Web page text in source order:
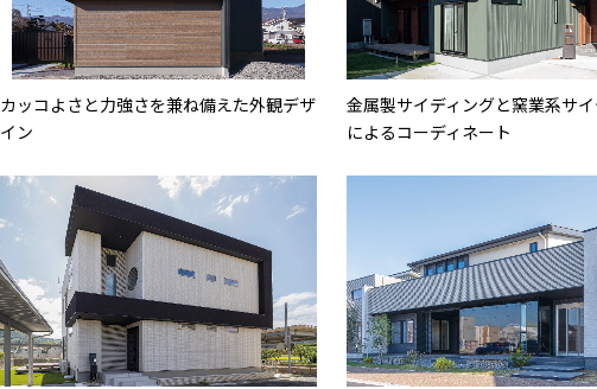
カッコよさと力強さを兼ね備えた外観デザ
イン
金属製サイディングと窯業系サ
によるコーディネート